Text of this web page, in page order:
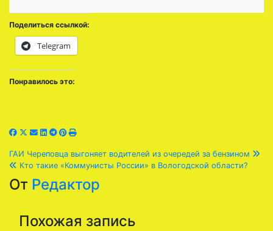
Поделиться ссылкой:
Telegram
Понравилось это:
Навигация
по
ГАИ Череповца выгоняет водителей из очередей за бензином
Кто такие «Коммунисты России» в Вологодской области?
От Редактор
Похожая запись